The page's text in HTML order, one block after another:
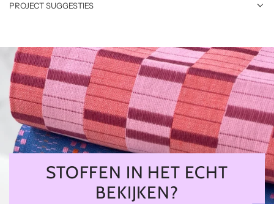
PROJECT SUGGESTIES
STOFFEN IN HET ECHT
BEKIJKEN?